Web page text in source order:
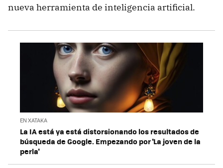
nueva herramienta de inteligencia artificial.
EN XATAKA
La IA está ya está distorsionando los resultados de
búsqueda de Google. Empezando por 'La joven de la
perla'